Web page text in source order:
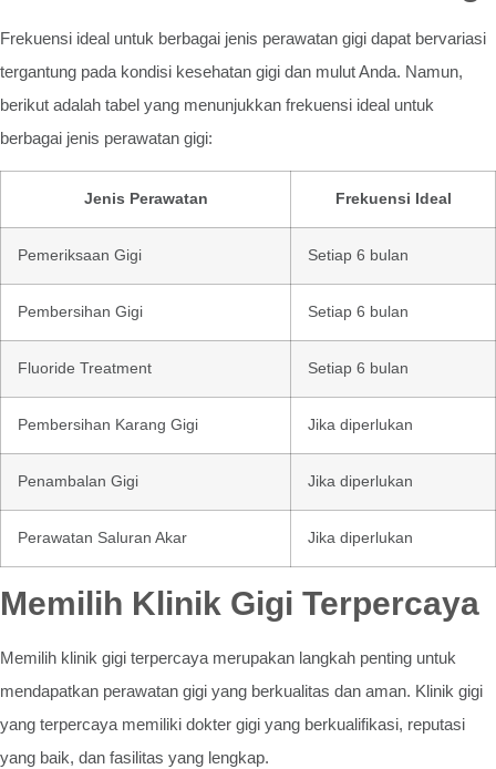
Frekuensi ideal untuk berbagai jenis perawatan gigi dapat bervariasi
tergantung pada kondisi kesehatan gigi dan mulut Anda. Namun,
berikut adalah tabel yang menunjukkan frekuensi ideal untuk
berbagai jenis perawatan gigi:
Jenis Perawatan Frekuensi Ideal
Pemeriksaan Gigi Setiap 6 bulan
Pembersihan Gigi Setiap 6 bulan
Fluoride Treatment Setiap 6 bulan
Pembersihan Karang Gigi Jika diperlukan
Penambalan Gigi Jika diperlukan
Perawatan Saluran Akar Jika diperlukan
Memilih Klinik Gigi Terpercaya
Memilih klinik gigi terpercaya merupakan langkah penting untuk
mendapatkan perawatan gigi yang berkualitas dan aman. Klinik gigi
yang terpercaya memiliki dokter gigi yang berkualifikasi, reputasi
yang baik, dan fasilitas yang lengkap.